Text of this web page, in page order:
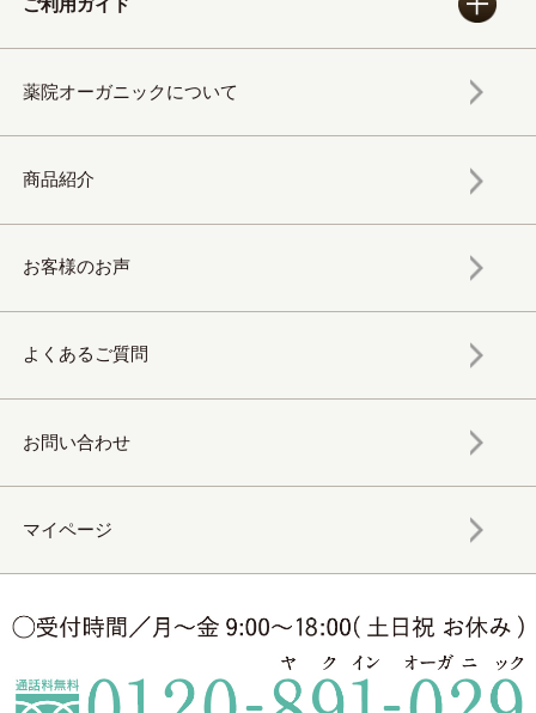
ご利用ガイド
薬院オーガニックについて
商品紹介
お客様のお声
よくあるご質問
お問い合わせ
マイページ